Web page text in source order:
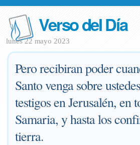
Verso del Día
lunes 22 mayo 2023
Pero recibiran poder
Santo venga sobre
testigos en Jerusalén, en
Samaria, y hasta los
tierra.